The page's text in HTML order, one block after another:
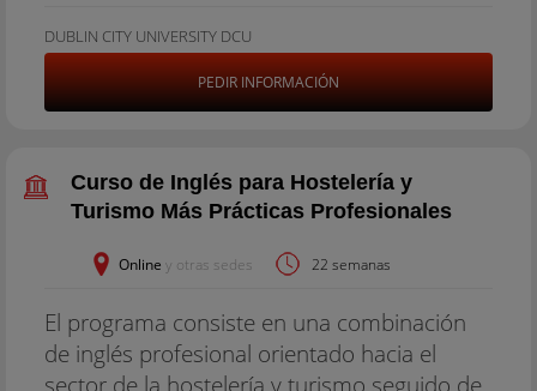
DUBLIN CITY UNIVERSITY DCU
PEDIR INFORMACIÓN
Curso de Inglés para Hostelería y
Turismo Más Prácticas Profesionales
Online y otras sedes 22 semanas
El programa consiste en una combinación
de inglés profesional orientado hacia el
sector de la hostelería y turismo seguido de